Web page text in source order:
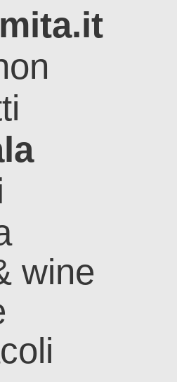
wine